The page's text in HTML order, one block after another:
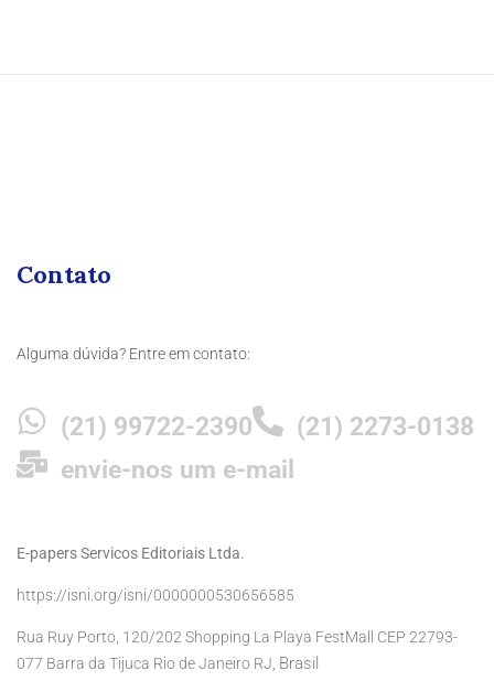
Contato
Alguma dúvida? Entre em contato:
(21) 99722-2390
(21) 2273-0138
envie-nos um e-mail
E-papers Servicos Editoriais Ltda.
https://isni.org/isni/0000000530656585
Rua Ruy Porto, 120/202 Shopping La Playa FestMall CEP 22793-
077 Barra da Tijuca Rio de Janeiro RJ, Brasil